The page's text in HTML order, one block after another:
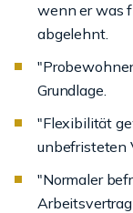
wenn er was
abgelehnt.
Grundlage.
"Flexibilität
unbefristeten
"Normaler